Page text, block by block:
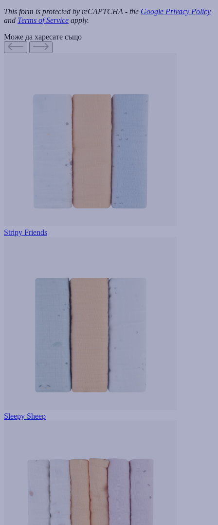
This form is protected by reCAPTCHA - the Google Privacy Policy
and Terms of Service apply.
Може да харесате също
Stripy Friends
Sleepy Sheep